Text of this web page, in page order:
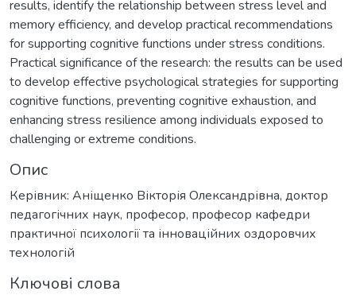
results, identify the relationship between stress level and
memory efficiency, and develop practical recommendations
for supporting cognitive functions under stress conditions.
Practical significance of the research: the results can be used
to develop effective psychological strategies for supporting
cognitive functions, preventing cognitive exhaustion, and
enhancing stress resilience among individuals exposed to
challenging or extreme conditions.
Опис
Керівник: Аніщенко Вікторія Олександрівна, доктор
педагогічних наук, професор, професор кафедри
практичної психології та інноваційних оздоровчих
технологій
Ключові слова